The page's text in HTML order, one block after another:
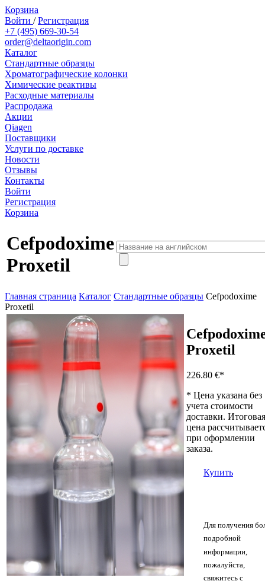
Корзина
Войти /Регистрация
+7 (495) 669-30-54
order@deltaorigin.com
Каталог
Стандартные образцы
Хроматографические колонки
Химические реактивы
Расходные материалы
Распродажа
Акции
Qiagen
Поставщики
Услуги по доставке
Новости
Отзывы
Контакты
Войти
Регистрация
Корзина
Cefpodoxime
Proxetil
Главная страница Каталог Стандартные образцы Cefpodoxime
Proxetil
Proxetil
226.80 €*
* Цена указана без
учета стоимости
доставки. Итоговая
цена
при оформлении
заказа.
Купить
Для получения
подробной
информации,
пожалуйста,
свяжитесь с